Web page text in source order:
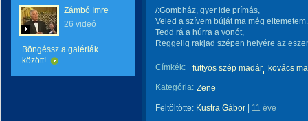
Zámbó Imre
26 videó
Böngéssz a galériák
között!
/:Gombház, gyer ide prímás,
Veled a szívem búját ma még eltemetem.
Tedd rá a húrra a vonót,
Reggelig rakjad szépen helyére az
Címkék: füttyös szép madár
kovács
Kategória: Zene
Feltöltötte: Kustra Gábor 11 éve